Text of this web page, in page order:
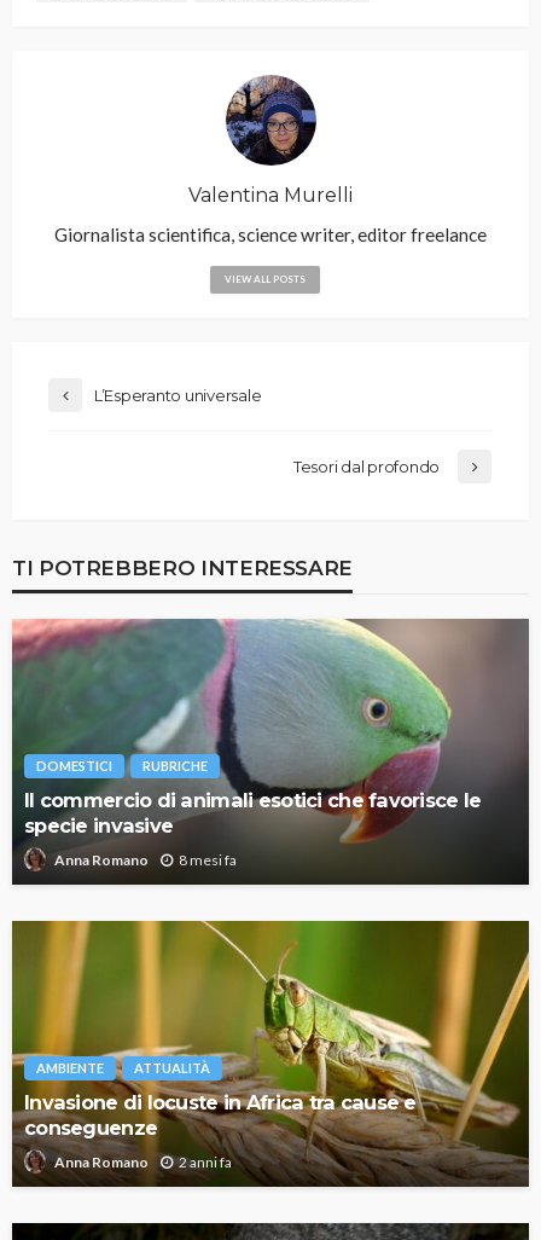
Valentina Murelli
Giornalista scientifica, science writer, editor freelance
VIEW ALL POSTS
L’Esperanto universale
Tesori dal profondo
TI POTREBBERO INTERESSARE
DOMESTICI RUBRICHE
Il commercio di animali esotici che favorisce le
specie invasive
Anna Romano 8 mesi fa
AMBIENTE ATTUALITÀ
Invasione di locuste in Africa tra cause e
conseguenze
Anna Romano 2 anni fa